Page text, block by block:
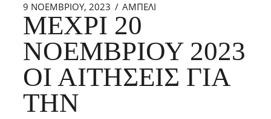
9 ΝΟΕΜΒΡΊΟΥ, 2023 ΑΜΠΕΛΙ
ΜΈΧΡΙ 20
ΝΟΕΜΒΡΊΟΥ 2023
ΟΙ ΑΙΤΉΣΕΙΣ ΓΙΑ
ΤΗΝ